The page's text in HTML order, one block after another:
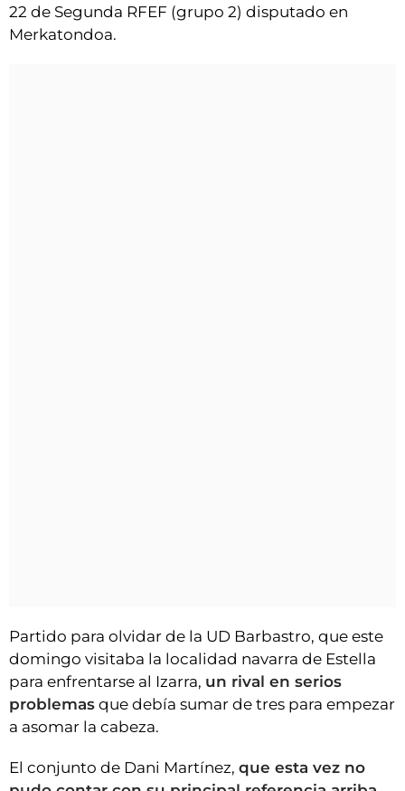
22 de Segunda RFEF (grupo 2) disputado en
Merkatondoa.
Partido para olvidar de la UD Barbastro, que este
domingo visitaba la localidad navarra de Estella
para enfrentarse al Izarra, un rival en serios
problemas que debía sumar de tres para empezar
a asomar la cabeza.
El conjunto de Dani Martínez, que esta vez no